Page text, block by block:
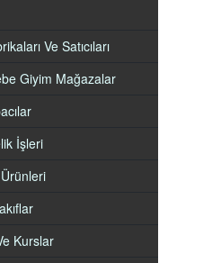
Ve Satıcıları
Giyim Mağazalar
İşleri
Kurslar